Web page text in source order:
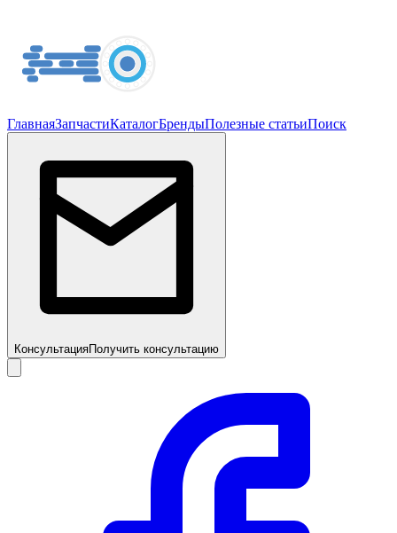
ГлавнаяЗапчастиКаталогБрендыПолезные статьиПоиск
КонсультацияПолучить консультацию